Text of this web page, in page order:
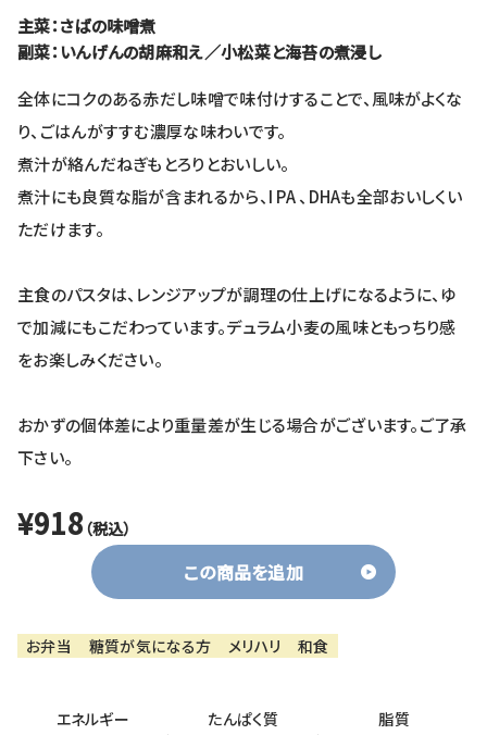
主菜：さばの味噌煮
副菜：いんげんの胡麻和え／小松菜と海苔の煮浸し
全体にコクのある赤だし味噌で味付けすることで、風味がよくな
り、ごはんがすすむ濃厚な味わいです。
煮汁が絡んだねぎもとろりとおいしい。
煮汁にも良質な脂が含まれるから、I PA 、DHAも全部おいしくい
ただけます。
主食のパスタは、レンジアップが調理の仕上げになるように、ゆ
で加減にもこだわっています。デュラム小麦の風味ともっちり感
をお楽しみください。
おかずの個体差により重量差が生じる場合がございます。ご了承
下さい。
¥918 （税込）
この商品を追加
お弁当 糖質が気になる方 メリハリ 和食
エネルギー たんぱく質 脂質